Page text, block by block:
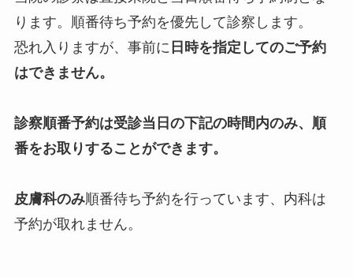
ります。順番待ち予約を優先して診察します。
恐れ入りますが、事前に 日時を指定してのご予約
はできません。
診察順番予約は受診当日の下記の時間内のみ、順
番をお取りすることができます。
皮膚科のみ順番待ち予約を行っています、内科は
予約が取れません。